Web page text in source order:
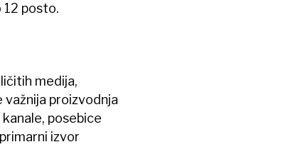
posto.
medija,
proizvodnja
posebice
izvor